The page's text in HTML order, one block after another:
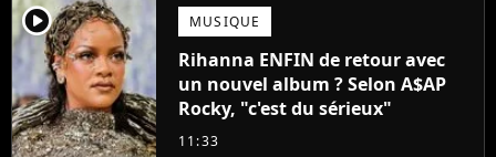
player2 MUSIQUE
Rihanna ENFIN de retour avec
un nouvel album ? Selon A$AP
Rocky, "c'est du sérieux"
11:33